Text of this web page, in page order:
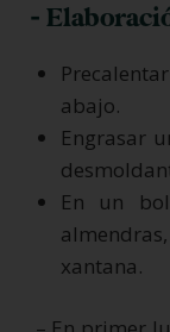
-
abajo.
Engrasar
En un
xantana.